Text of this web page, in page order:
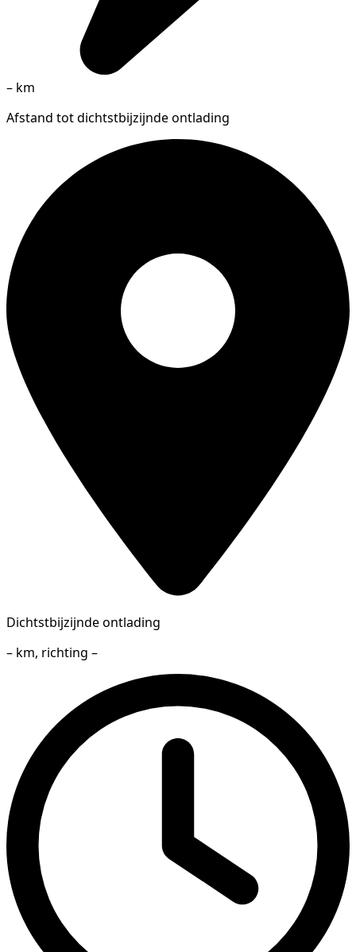
– km
Afstand tot dichtstbijzijnde ontlading
Dichtstbijzijnde ontlading
– km, richting –